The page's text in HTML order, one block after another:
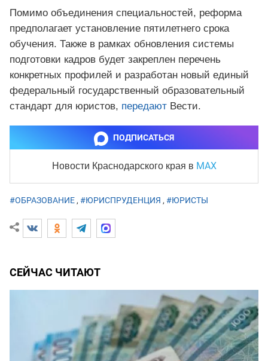
Помимо объединения специальностей, реформа
предполагает установление пятилетнего срока
обучения. Также в рамках обновления системы
подготовки кадров будет закреплен перечень
конкретных профилей и разработан новый единый
федеральный государственный образовательный
стандарт для юристов, передают Вести.
ПОДПИСАТЬСЯ
Новости Краснодарского края в MAX
#ОБРАЗОВАНИЕ, #ЮРИСПРУДЕНЦИЯ , #ЮРИСТЫ
СЕЙЧАС ЧИТАЮТ